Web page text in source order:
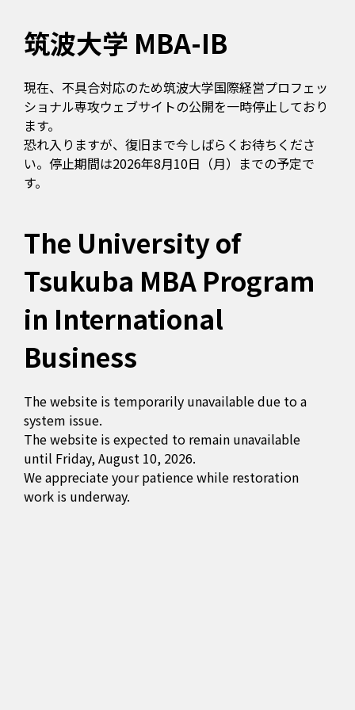
筑波大学 MBA-IB
現在、不具合対応のため筑波大学国際経営プロフェッ
ショナル専攻ウェブサイトの公開を一時停止しており
ます。
恐れ入りますが、復旧まで今しばらくお待ちくださ
い。停止期間は2026年8月10日（月）までの予定で
す。
The University of
Tsukuba MBA Program
in International
Business
The website is temporarily unavailable due to a
system issue.
The website is expected to remain unavailable
until Friday, August 10, 2026.
We appreciate your patience while restoration
work is underway.